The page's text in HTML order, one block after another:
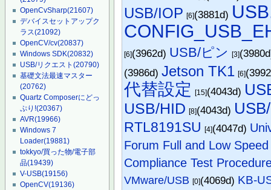
OpenCvSharp(21607)
デバイスセットアップク
ラス(21092)
OpenCV/cv(20837)
Windows SDK(20832)
USB/リクエスト(20790)
基礎文法最速マスター
(20762)
Quartz Composerにどっ
ぷり!(20367)
AVR(19966)
Windows 7
Loader(19881)
tokkyo/買った物/電子部
品(19439)
V-USB(19156)
OpenCV(19136)
USB/IOP [6](3881d)
[6](3962d) USB/ピン [3]
(3986d)Jetson TK1 [6]
代替設定 [15](4043d)
USB/HID [8](4043d)
RTL8191SU [4](4047d)
Forum Full and Low
Compliance Test
VMware/USB [0](4069d) KB-